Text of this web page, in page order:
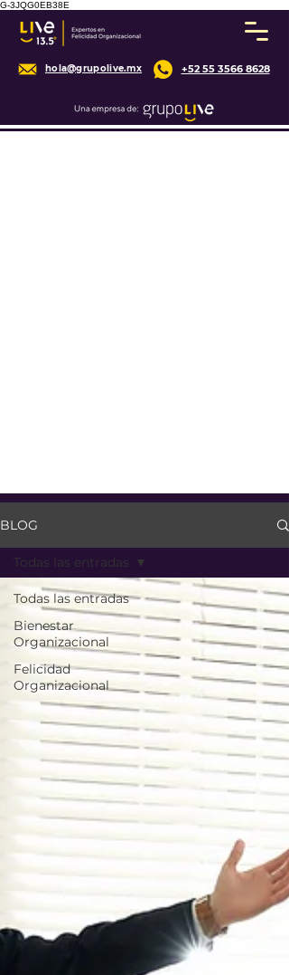
G-3JQG0EB38E
hola@grupolive.mx +52 55 3566 8628
BLOG
Todas las entradas
Bienestar
Organizacional
Felicidad
Organizacional
Todas las entradas